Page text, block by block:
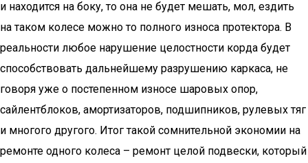
и находится на боку, то она не будет мешать, мол, ездить
на таком колесе можно то полного износа протектора. В
реальности любое нарушение целостности корда будет
способствовать дальнейшему разрушению каркаса, не
говоря уже о постепенном износе шаровых опор,
сайлентблоков, амортизаторов, подшипников, рулевых тяг
и многого другого. Итог такой сомнительной экономии на
ремонте одного колеса – ремонт целой подвески, который